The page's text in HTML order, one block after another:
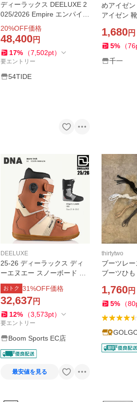
ディーラックス DEELUXE 2
025/2026 Empire エンパイア
ブーツ スノーボード フリー
ライド カービング パイプ キ
ッカー 正規品
20%OFF価格
48,400円
17% （7,502pt）
要エントリー
54TIDE
めアイゼ
アイゼン
インブーツ
1,680円
5% （76
千一
DEELUXE
25-26 ディーラックス ディ
ーエヌエー スノーボード ブ
ーツ DEELUXE DNA mars tr
ek メンズ スノボ 2026 日本
正規品
おトク 31%OFF価格
32,637円
12% （3,573pt）
要エントリー
Boom Sports EC店
最安値を見る
thirtytwo
ブーツレ
ブーツひも
ッジガード
1,760円
5% （80
プ